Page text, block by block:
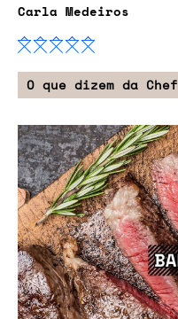
Carla Medeiros
O que dizem da Chef